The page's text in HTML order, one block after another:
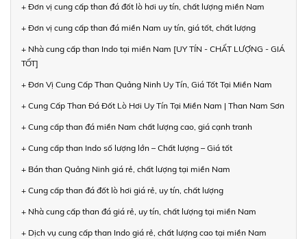
+ Đơn vị cung cấp than đá đốt lò hơi uy tín, chất lượng miền Nam
+ Đơn vị cung cấp than đá miền Nam uy tín, giá tốt, chất lượng
+ Nhà cung cấp than Indo tại miền Nam [UY TÍN - CHẤT LƯỢNG - GIÁ
TỐT]
+ Đơn Vị Cung Cấp Than Quảng Ninh Uy Tín, Giá Tốt Tại Miền Nam
+ Cung Cấp Than Đá Đốt Lò Hơi Uy Tín Tại Miền Nam | Than Nam Sơn
+ Cung cấp than đá miền Nam chất lượng cao, giá cạnh tranh
+ Cung cấp than Indo số lượng lớn – Chất lượng – Giá tốt
+ Bán than Quảng Ninh giá rẻ, chất lượng tại miền Nam
+ Cung cấp than đá đốt lò hơi giá rẻ, uy tín, chất lượng
+ Nhà cung cấp than đá giá rẻ, uy tín, chất lượng tại miền Nam
+ Dịch vụ cung cấp than Indo giá rẻ, chất lượng cao tại miền Nam